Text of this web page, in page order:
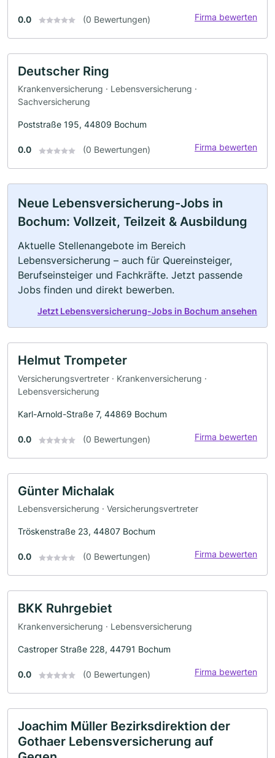
0.0 (0 Bewertungen) Firma bewerten
Deutscher Ring
Krankenversicherung · Lebensversicherung ·
Sachversicherung
Poststraße 195, 44809 Bochum
0.0 (0 Bewertungen) Firma bewerten
Neue Lebensversicherung-Jobs in
Bochum: Vollzeit, Teilzeit & Ausbildung
Aktuelle Stellenangebote im Bereich
Lebensversicherung – auch für Quereinsteiger,
Berufseinsteiger und Fachkräfte. Jetzt passende
Jobs finden und direkt bewerben.
Jetzt Lebensversicherung-Jobs in Bochum ansehen
Helmut Trompeter
Versicherungsvertreter · Krankenversicherung ·
Lebensversicherung
Karl-Arnold-Straße 7, 44869 Bochum
0.0 (0 Bewertungen) Firma bewerten
Günter Michalak
Lebensversicherung · Versicherungsvertreter
Tröskenstraße 23, 44807 Bochum
0.0 (0 Bewertungen) Firma bewerten
BKK Ruhrgebiet
Krankenversicherung · Lebensversicherung
Castroper Straße 228, 44791 Bochum
0.0 (0 Bewertungen) Firma bewerten
Joachim Müller Bezirksdirektion der
Gothaer Lebensversicherung auf